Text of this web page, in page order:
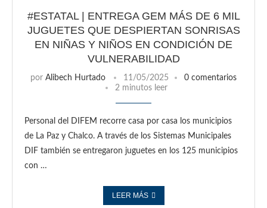
#ESTATAL | ENTREGA GEM MÁS DE 6 MIL
JUGUETES QUE DESPIERTAN SONRISAS
EN NIÑAS Y NIÑOS EN CONDICIÓN DE
VULNERABILIDAD
por Alibech Hurtado 11/05/2025
0 comentarios
2 minutos leer
Personal del DIFEM recorre casa por casa los municipios
de La Paz y Chalco. A través de los Sistemas Municipales
DIF también se entregaron juguetes en los 125 municipios
con …
LEER MÁS